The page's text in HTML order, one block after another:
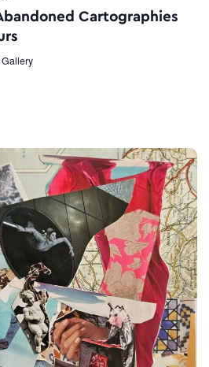
Cartographies